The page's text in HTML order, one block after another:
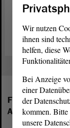
Mehr über den
Cuba“
Folgende
Anhalt
Wir nutzen
ihnen sind
helfen, diese
Bei Anzeige
einer
der
kommen. Bitte
unsere